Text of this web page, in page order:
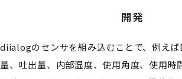
開発
diialogのセンサを組み込むことで、例えば
量、吐出量、内部湿度、使用角度、使用時